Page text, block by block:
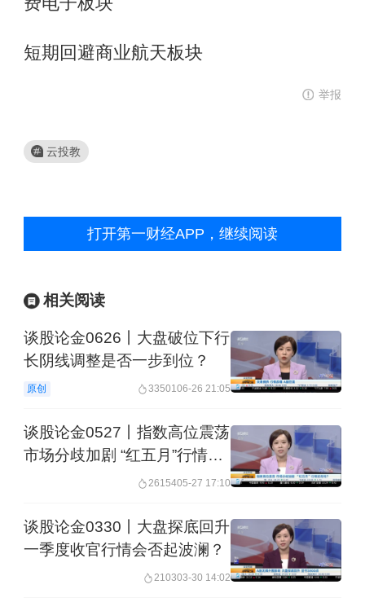
短期回避商业航天板块
举报
云投教
打开第一财经APP，继续阅读
相关阅读
谈股论金0626丨大盘破位下行
长阴线调整是否一步到位？
原创 3350106-26 21:05
谈股论金0527丨指数高位震荡
市场分歧加剧 “红五月”行情还
2615405-27 17:10
谈股论金0330丨大盘探底回升
一季度收官行情会否起波澜？
210303-30 14:02